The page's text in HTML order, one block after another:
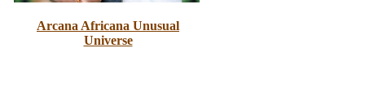
Arcana Africana Unusual
Universe